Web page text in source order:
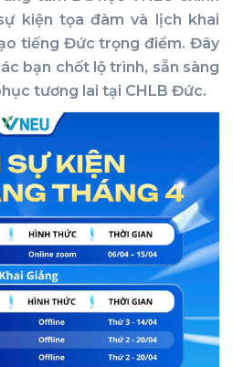
kiện tọa đàm và lịch khai
tiếng Đức trọng điểm. Đây
bạn chốt lộ trình, sẵn sàng
tương lai tại CHLB Đức.